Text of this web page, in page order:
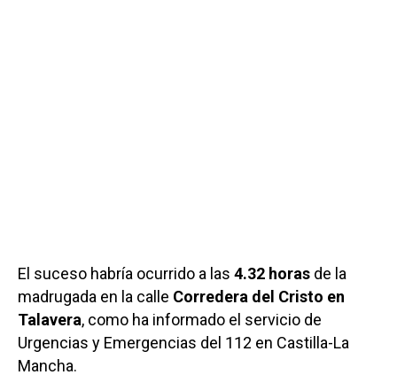
El suceso habría ocurrido a las 4.32 horas de la
madrugada en la calle Corredera del Cristo en
Talavera, como ha informado el servicio de
Urgencias y Emergencias del 112 en Castilla-La
Mancha.